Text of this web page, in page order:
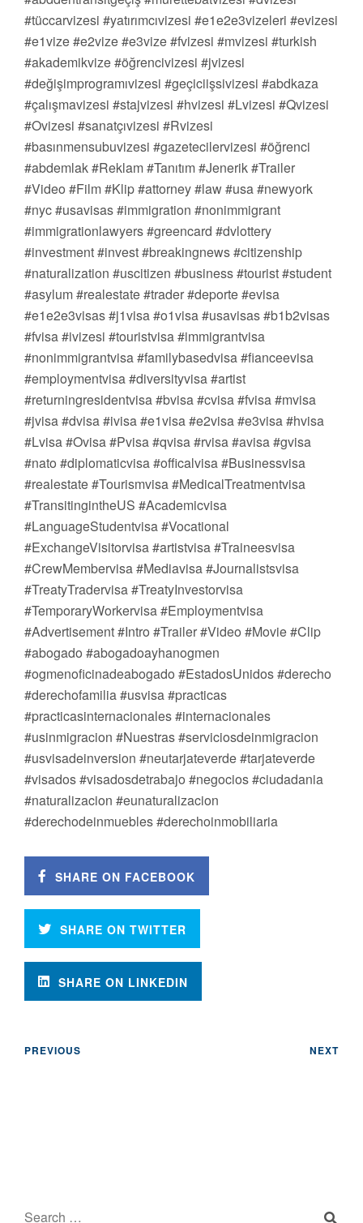
#tüccarvizesi #yatırımcıvizesi #e1e2e3vizeleri #evizesi
#e1vize #e2vize #e3vize #fvizesi #mvizesi #turkish
#akademikvize #öğrencivizesi #jvizesi
#değişimprogramıvizesi #geçiciişsivizesi #abdkaza
#çalışmavizesi #stajvizesi #hvizesi #Lvizesi #Qvizesi
#Ovizesi #sanatçıvizesi #Rvizesi
#basınmensubuvizesi #gazetecilervizesi #öğrenci
#abdemlak #Reklam #Tanıtım #Jenerik #Trailer
#Video #Film #Klip #attorney #law #usa #newyork
#nyc #usavisas #immigration #nonimmigrant
#immigrationlawyers #greencard #dvlottery
#investment #invest #breakingnews #citizenship
#naturalization #uscitizen #business #tourist #student
#asylum #realestate #trader #deporte #evisa
#e1e2e3visas #j1visa #o1visa #usavisas #b1b2visas
#fvisa #ivizesi #touristvisa #immigrantvisa
#nonimmigrantvisa #familybasedvisa #fianceevisa
#employmentvisa #diversityvisa #artist
#returningresidentvisa #bvisa #cvisa #fvisa #mvisa
#jvisa #dvisa #ivisa #e1visa #e2visa #e3visa #hvisa
#Lvisa #Ovisa #Pvisa #qvisa #rvisa #avisa #gvisa
#nato #diplomaticvisa #officalvisa #Businessvisa
#realestate #Tourismvisa #MedicalTreatmentvisa
#TransitingintheUS #Academicvisa
#LanguageStudentvisa #Vocational
#ExchangeVisitorvisa #artistvisa #Traineesvisa
#CrewMembervisa #Mediavisa #Journalistsvisa
#TreatyTradervisa #TreatyInvestorvisa
#TemporaryWorkervisa #Employmentvisa
#Advertisement #Intro #Trailer #Video #Movie #Clip
#abogado #abogadoayhanogmen
#ogmenoficinadeabogado #EstadosUnidos #derecho
#derechofamilia #usvisa #practicas
#practicasinternacionales #internacionales
#usinmigracion #Nuestras #serviciosdeinmigracion
#usvisadeinversion #neutarjateverde #tarjateverde
#visados #visadosdetrabajo #negocios #ciudadania
#naturalizacion #eunaturalizacion
#derechodeinmuebles #derechoinmobiliaria
SHARE ON FACEBOOK
SHARE ON TWITTER
SHARE ON LINKEDIN
PREVIOUS NEXT